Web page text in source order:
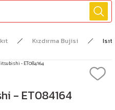
Kızdırma Bujisi
- ET084164